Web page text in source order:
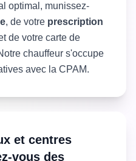
optimal, munissez-
, de votre prescription
de votre carte de
chauffeur s'occupe
avec la CPAM.
et centres
vous des